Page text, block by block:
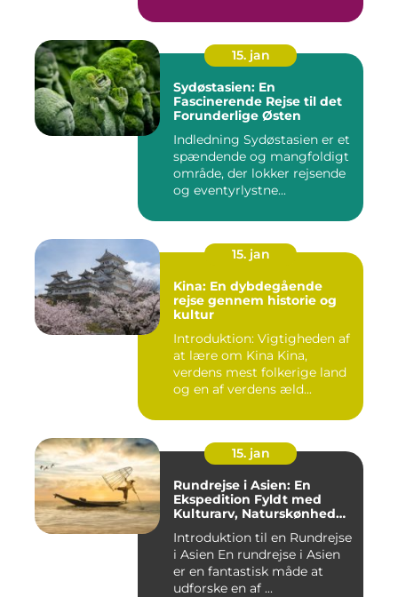
15. jan
Sydøstasien: En
Fascinerende Rejse til det
Forunderlige Østen
Indledning Sydøstasien er et
spændende og mangfoldigt
område, der lokker rejsende
og eventyrlystne...
15. jan
Kina: En dybdegående
rejse gennem historie og
kultur
Introduktion: Vigtigheden af
at lære om Kina Kina,
verdens mest folkerige land
og en af verdens æld...
15. jan
Rundrejse i Asien: En
Ekspedition Fyldt med
Kulturarv, Naturskønhed
Introduktion til en Rundrejse
i Asien En rundrejse i Asien
er en fantastisk måde at
udforske en af ...